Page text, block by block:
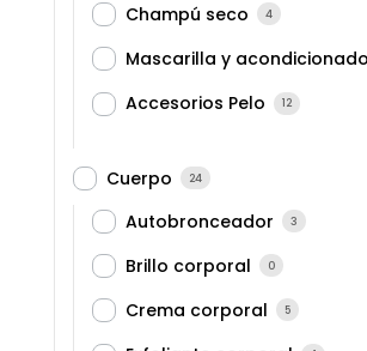
Champú seco 4
Mascarilla y
Accesorios Pelo 12
Cuerpo 24
Autobronceador 3
Brillo corporal 0
Crema corporal 5